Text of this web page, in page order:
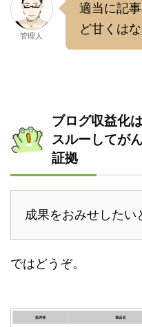
管理人
適当に記
ど甘くはな
ブログ収益化
スルーしてが
証拠
成果をおみせしたい
ではどうぞ。